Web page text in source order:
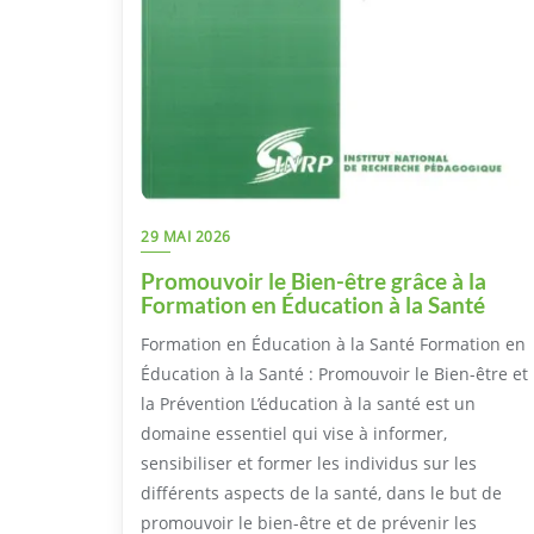
29 MAI 2026
Promouvoir le Bien-être grâce à la
Formation en Éducation à la Santé
Formation en Éducation à la Santé Formation en
Éducation à la Santé : Promouvoir le Bien-être et
la Prévention L’éducation à la santé est un
domaine essentiel qui vise à informer,
sensibiliser et former les individus sur les
différents aspects de la santé, dans le but de
promouvoir le bien-être et de prévenir les